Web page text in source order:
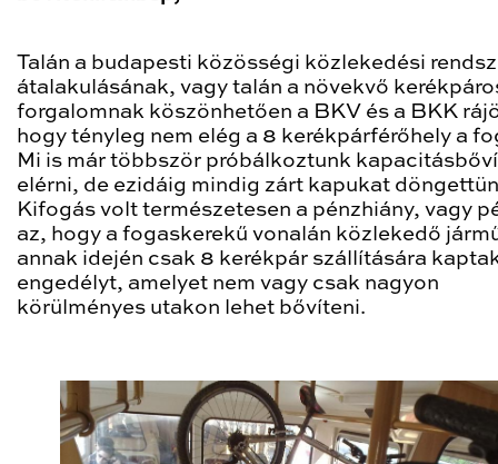
Talán a budapesti közösségi közlekedési
átalakulásának, vagy talán a növekvő
forgalomnak köszönhetően a BKV és a BKK
hogy tényleg nem elég a 8 kerékpárférőhely a
Mi is már többször próbálkoztunk
elérni, de ezidáig mindig zárt kapukat
Kifogás volt természetesen a pénzhiány, vagy
az, hogy a fogaskerekű vonalán közlekedő
annak idején csak 8 kerékpár szállítására
engedélyt, amelyet nem vagy csak nagyon
körülményes utakon lehet bővíteni.